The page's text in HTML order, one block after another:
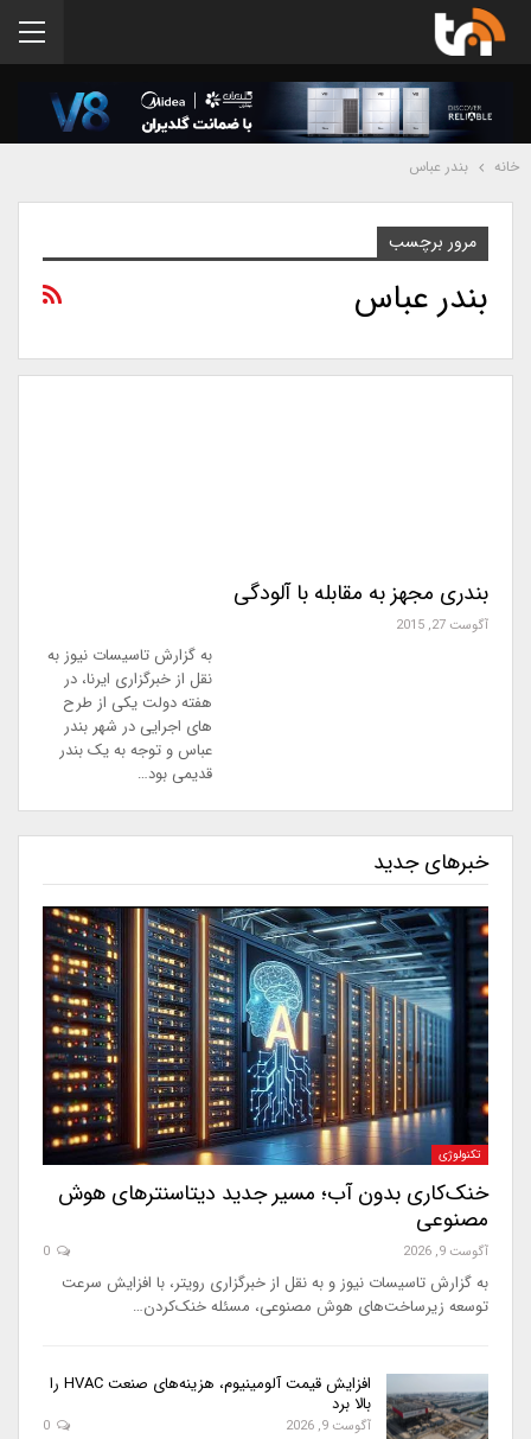
خانه بندر عباس
مرور برچسب
بندر عباس
بندری مجهز به مقابله با آلودگی
آگوست 27, 2015
به گزارش تاسیسات نیوز به
نقل از خبرگزاری ایرنا، در
هفته دولت یکی از طرح
های اجرایی در شهر بندر
عباس و توجه به یک بندر
قدیمی بود…
خبرهای جدید
تکنولوژی
خنک‌کاری بدون آب؛ مسیر جدید دیتاسنترهای هوش
مصنوعی
آگوست 9, 2026
به گزارش تاسیسات نیوز و به نقل از خبرگزاری رویتر، با افزایش سرعت
توسعه زیرساخت‌های هوش مصنوعی، مسئله خنک‌کردن…
افزایش قیمت آلومینیوم، هزینه‌های صنعت HVAC را
بالا برد
آگوست 9, 2026